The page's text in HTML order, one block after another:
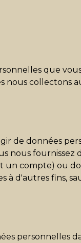
que
nous collectons
de données
nous
un compte) ou
à d'autres fins,
personnelles